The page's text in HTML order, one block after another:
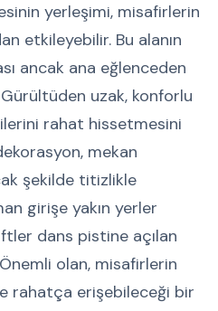
yerleşimi, misafirlerin
etkileyebilir. Bu alanın
ancak ana eğlenceden
uzak, konforlu
rahat hissetmesini
mekan
şekilde titizlikle
girişe yakın yerler
dans pistine açılan
olan, misafirlerin
rahatça erişebileceği bir